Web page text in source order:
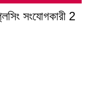
সংযোগকারী 2